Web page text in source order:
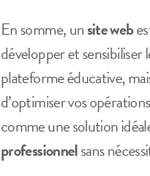
En somme, unsite web
développer et
plateforme éducative,
d’optimiser vos
comme une solution
professionnelsans